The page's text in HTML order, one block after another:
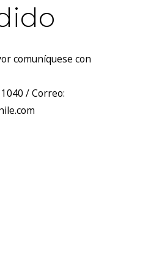
comuníquese con
/ Correo: